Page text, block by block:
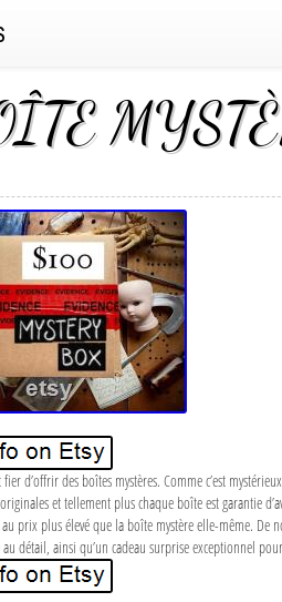
fier d’offrir des boîtes mystères. Comme c’est
et tellement plus chaque boîte est garantie
au prix plus élevé que la boîte mystère elle-même. De
détail, ainsi qu’un cadeau surprise exceptionnel